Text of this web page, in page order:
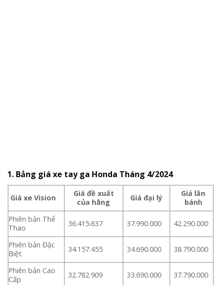
1. Bảng giá xe tay ga Honda Tháng 4/2024
Giá xe Vision
Giá đề xuất
của hãng
Giá đại lý
Giá lăn
bánh
Phiên bản Thể
Thao
36.415.637 37.990.000 42.290.000
Phiên bản Đặc
Biệt
34.157.455 34.690.000 38.790.000
Phiên bản Cao
Cấp
32.782.909 33.690.000 37.790.000